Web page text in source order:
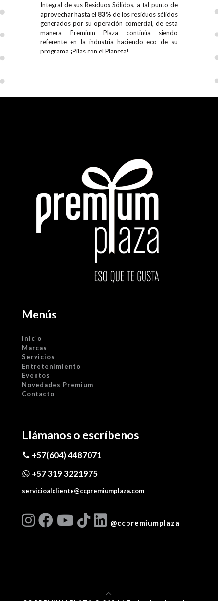
Integral de sus Residuos Sólidos, a tal punto de
aprovechar hasta el 83% de los residuos sólidos
generados por su operación comercial, de esta
manera Premium Plaza continúa siendo
referente en la industria haciendo eco de su
programa ¡Pilas con el Planeta!
Menús
Inicio
Marcas
Servicios
Entretenimiento
Eventos
Novedades Premium
Contacto
Llámanos o escríbenos
+57(604) 4487071
+57 319 3221975
servicioalcliente@ccpremiumplaza.com
@ccpremiumplaza